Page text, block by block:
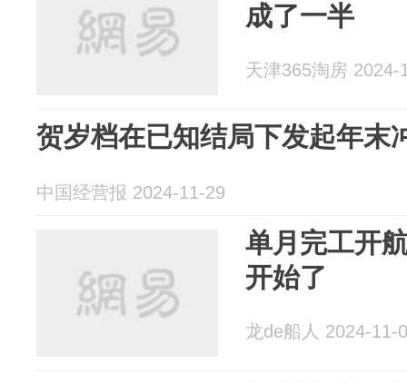
成了一半
天津365淘房 2024-
贺岁档在已知结局下发起年末
中国经营报 2024-11-29
单月完工开
开始了
龙de船人 2024-11-